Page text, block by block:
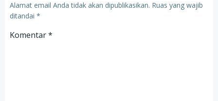
Alamat email Anda tidak akan dipublikasikan. Ruas yang wajib
ditandai *
Komentar*